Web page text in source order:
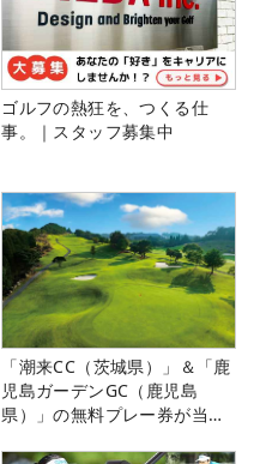
ゴルフの熱狂を、つくる仕
事。｜スタッフ募集中
「潮来CC（茨城県）」＆「鹿
児島ガーデンGC（鹿児島
県）」の無料プレー券が当た